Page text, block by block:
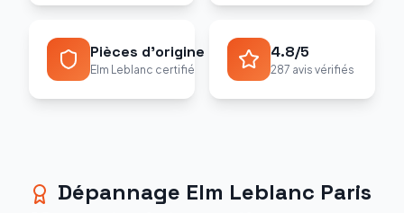
Pièces d'origine
Elm Leblanc certifié
4.8/5
287 avis vérifiés
Dépannage Elm Leblanc Paris